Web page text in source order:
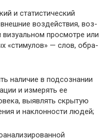
и статистический
воздействия, воз­
просмотре или
«стимулов» — слов, обра­
наличие в подсозна­нии
и измерять ее
выявлять скрытую
и наклонности лю­дей;